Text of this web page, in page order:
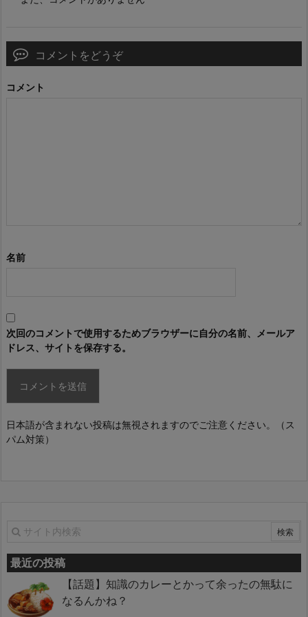
コメントをどうぞ
コメント
名前
次回のコメントで使用するためブラウザーに自分の名前、メールア
ドレス、サイトを保存する。
日本語が含まれない投稿は無視されますのでご注意ください。（ス
パム対策）
最近の投稿
【話題】知識のカレーとかって余ったの無駄に
なるんかね？